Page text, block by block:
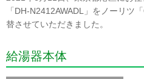
「DH-N2412AWADL」をノーリツ
替させていただきました。
給湯器本体